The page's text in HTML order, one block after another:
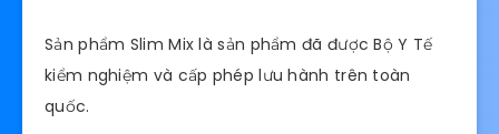
Sản phẩm Slim Mix là sản phẩm đã được Bộ Y Tế
kiểm nghiệm và cấp phép lưu hành trên toàn
quốc.